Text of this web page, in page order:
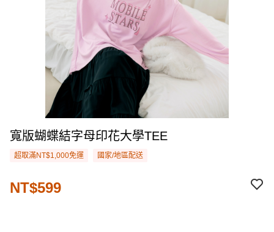
寬版蝴蝶結字母印花大學TEE
超取滿NT$1,000免運 國家/地區配送
NT$599